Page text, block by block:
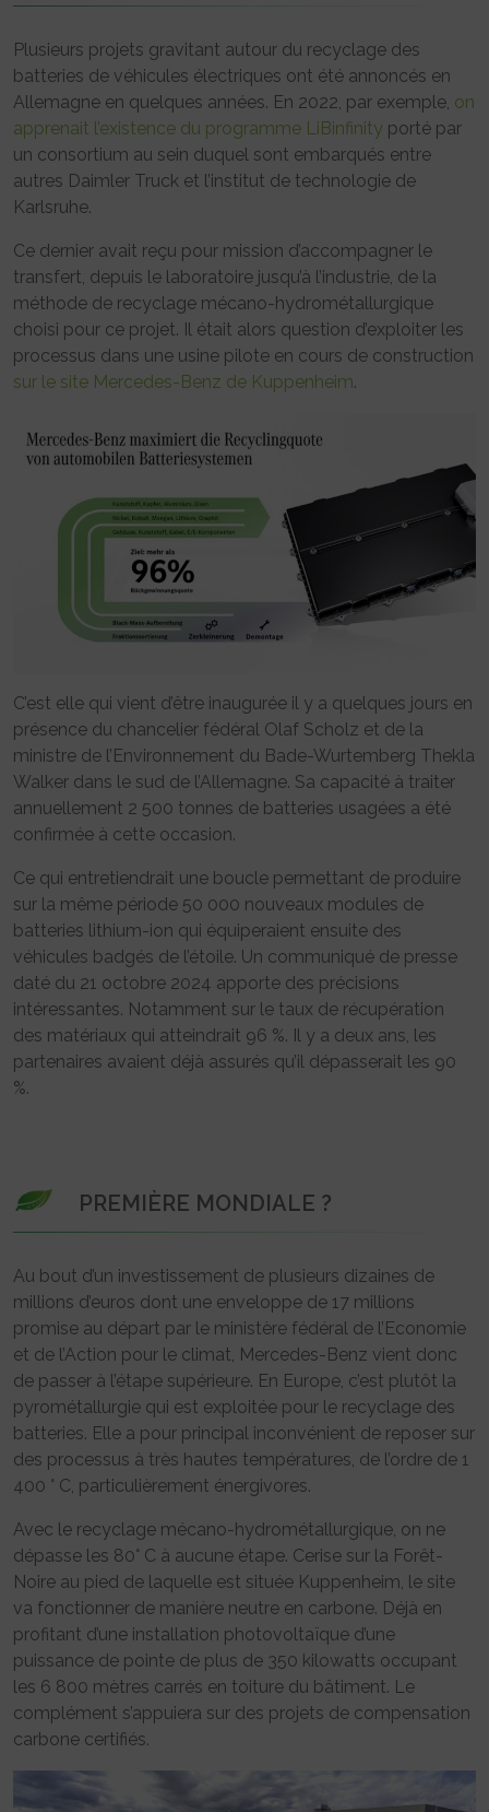
Plusieurs projets gravitant autour du recyclage des
batteries de véhicules électriques ont été annoncés en
Allemagne en quelques années. En 2022, par exemple, on
apprenait l’existence du programme LiBinfinity porté par
un consortium au sein duquel sont embarqués entre
autres Daimler Truck et l’institut de technologie de
Karlsruhe.
Ce dernier avait reçu pour mission d’accompagner le
transfert, depuis le laboratoire jusqu’à l’industrie, de la
méthode de recyclage mécano-hydrométallurgique
choisi pour ce projet. Il était alors question d’exploiter les
processus dans une usine pilote en cours de construction
sur le site Mercedes-Benz de Kuppenheim.
C’est elle qui vient d’être inaugurée il y a quelques jours en
présence du chancelier fédéral Olaf Scholz et de la
ministre de l’Environnement du Bade-Wurtemberg Thekla
Walker dans le sud de l’Allemagne. Sa capacité à traiter
annuellement 2 500 tonnes de batteries usagées a été
confirmée à cette occasion.
Ce qui entretiendrait une boucle permettant de produire
sur la même période 50 000 nouveaux modules de
batteries lithium-ion qui équiperaient ensuite des
véhicules badgés de l’étoile. Un communiqué de presse
daté du 21 octobre 2024 apporte des précisions
intéressantes. Notamment sur le taux de récupération
des matériaux qui atteindrait 96 %. Il y a deux ans, les
partenaires avaient déjà assurés qu’il dépasserait les 90
%.
PREMIÈRE MONDIALE ?
Au bout d’un investissement de plusieurs dizaines de
millions d’euros dont une enveloppe de 17 millions
promise au départ par le ministère fédéral de l’Economie
et de l’Action pour le climat, Mercedes-Benz vient donc
de passer à l’étape supérieure. En Europe, c’est plutôt la
pyrométallurgie qui est exploitée pour le recyclage des
batteries. Elle a pour principal inconvénient de reposer sur
des processus à très hautes températures, de l’ordre de 1
400 ° C, particulièrement énergivores.
Avec le recyclage mécano-hydrométallurgique, on ne
dépasse les 80° C à aucune étape. Cerise sur la Forêt-
Noire au pied de laquelle est située Kuppenheim, le site
va fonctionner de manière neutre en carbone. Déjà en
profitant d’une installation photovoltaïque d’une
puissance de pointe de plus de 350 kilowatts occupant
les 6 800 mètres carrés en toiture du bâtiment. Le
complément s’appuiera sur des projets de compensation
carbone certifiés.